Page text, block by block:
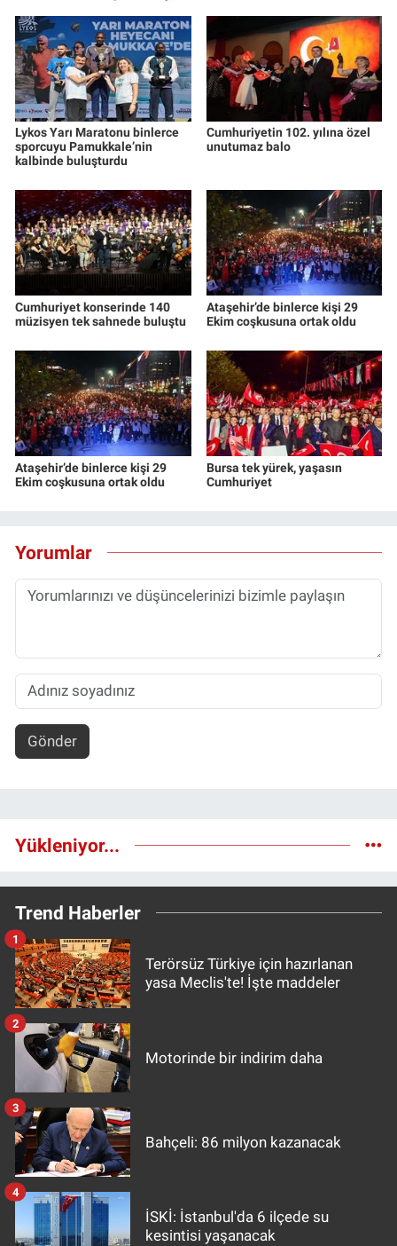
Lykos Yarı Maratonu binlerce
sporcuyu Pamukkale’nin
kalbinde buluşturdu
Cumhuriyetin 102. yılına özel
unutumaz balo
Cumhuriyet konserinde 140
müzisyen tek sahnede buluştu
Ataşehir’de binlerce kişi 29
Ekim coşkusuna ortak oldu
Ataşehir’de binlerce kişi 29
Ekim coşkusuna ortak oldu
Bursa tek yürek, yaşasın
Cumhuriyet
Yorumlar
Gönder
Yükleniyor...
Trend Haberler
Terörsüz Türkiye için hazırlanan
yasa Meclis'te! İşte maddeler
1
Motorinde bir indirim daha
2
Bahçeli: 86 milyon kazanacak
3
İSKİ: İstanbul'da 6 ilçede su
kesintisi yaşanacak
4